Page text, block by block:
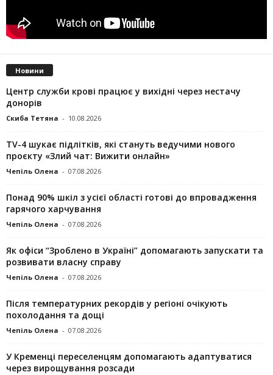
Новини
Центр служби крові працює у вихідні через нестачу
донорів
Скиба Тетяна - 10.08.2026
TV-4 шукає підлітків, які стануть ведучими нового
проєкту «Злий чат: Вижити онлайн»
Чепіль Олена - 07.08.2026
Понад 90% шкіл з усієї області готові до впровадження
гарячого харчування
Чепіль Олена - 07.08.2026
Як офіси “Зроблено в Україні” допомагають запускaти та
розвивати власну справу
Чепіль Олена - 07.08.2026
Після температурних рекордів у регіоні очікують
похолодання та дощі
Чепіль Олена - 07.08.2026
У Кременці переселенцям допомагають адаптуватися
через вирощування розсади